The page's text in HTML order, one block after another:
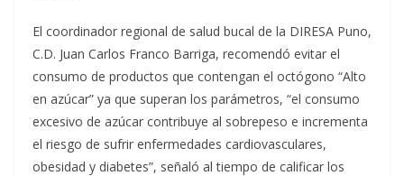
El coordinador regional de salud bucal de la DIRESA Puno,
C.D. Juan Carlos Franco Barriga, recomendó evitar el
consumo de productos que contengan el octógono “Alto
en azúcar” ya que superan los parámetros, “el consumo
excesivo de azúcar contribuye al sobrepeso e incrementa
el riesgo de sufrir enfermedades cardiovasculares,
obesidad y diabetes”, señaló al tiempo de calificar los